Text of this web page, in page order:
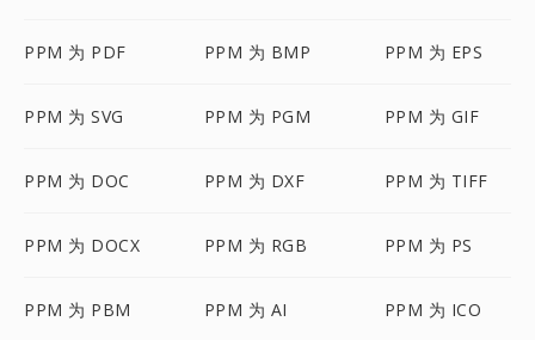
PPM 为 PDF PPM 为 BMP PPM 为 EPS
PPM 为 SVG PPM 为 PGM PPM 为 GIF
PPM 为 DOC PPM 为 DXF PPM 为 TIFF
PPM 为 DOCX PPM 为 RGB PPM 为 PS
PPM 为 PBM PPM 为 AI PPM 为 ICO